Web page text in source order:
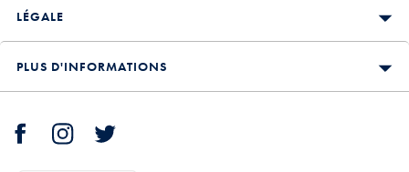
LÉGALE
PLUS D'INFORMATIONS